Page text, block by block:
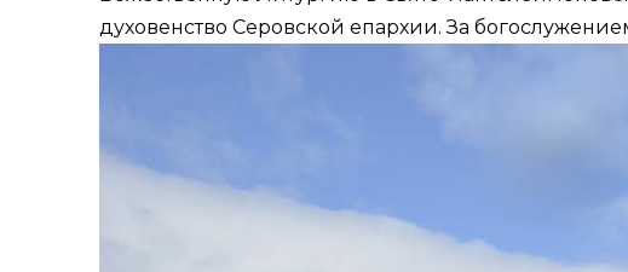
духовенство Серовской епархии. За